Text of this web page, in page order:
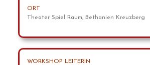
ORT
Theater Spiel Raum, Bethanien Kreuzberg
WORKSHOP LEITERIN